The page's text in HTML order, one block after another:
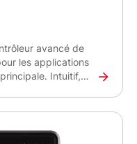
avancé de
les applications
Intuitif,
vos groupes